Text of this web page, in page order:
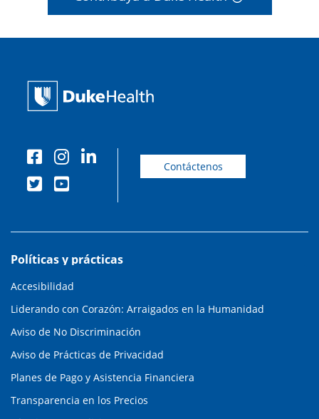
Contáctenos
Políticas y prácticas
Accesibilidad
Liderando con Corazón: Arraigados en la Humanidad
Aviso de No Discriminación
Aviso de Prácticas de Privacidad
Planes de Pago y Asistencia Financiera
Transparencia en los Precios